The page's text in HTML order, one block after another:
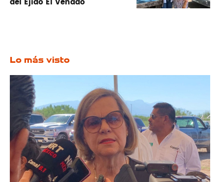
Lo más visto